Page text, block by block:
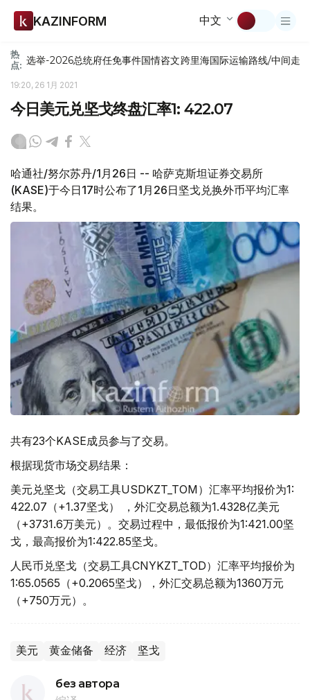
KAZINFORM 中文
热
点: 选举-2026总统府任免事件国情咨文跨里海国际运输路线/中间走廊
19:20, 26 1月 2021
今日美元兑坚戈终盘汇率1: 422.07
哈通社/努尔苏丹/1月26日 -- 哈萨克斯坦证券交易所
(KASE)于今日17时公布了1月26日坚戈兑换外币平均汇率
结果。
共有23个KASE成员参与了交易。
根据现货市场交易结果：
美元兑坚戈（交易工具USDKZT_TOM）汇率平均报价为1:
422.07（+1.37坚戈） ，外汇交易总额为1.4328亿美元
（+3731.6万美元）。交易过程中，最低报价为1:421.00坚
戈，最高报价为1:422.85坚戈。
人民币兑坚戈（交易工具CNYKZT_TOD）汇率平均报价为
1:65.0565（+0.2065坚戈），外汇交易总额为1360万元
（+750万元）。
美元 黄金储备 经济 坚戈
без автора